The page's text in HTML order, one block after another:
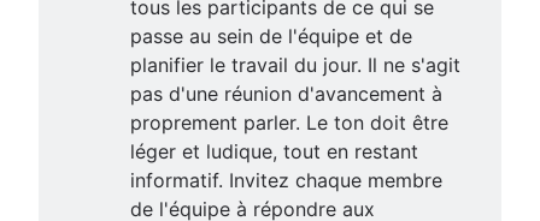
tous les participants de ce qui se
passe au sein de l'équipe et de
planifier le travail du jour. Il ne s'agit
pas d'une réunion d'avancement à
proprement parler. Le ton doit être
léger et ludique, tout en restant
informatif. Invitez chaque membre
de l'équipe à répondre aux